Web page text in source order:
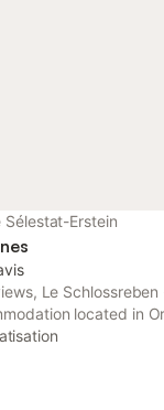
Sélestat-Erstein
Le Schlossreben
located in
Castle and 18 km